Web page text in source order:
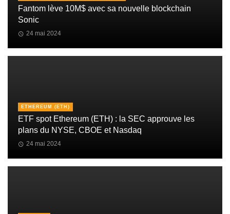
Fantom lève 10M$ avec sa nouvelle blockchain
Sonic
24 mai 2024
ETHEREUM (ETH)
ETF spot Ethereum (ETH) : la SEC approuve les
plans du NYSE, CBOE et Nasdaq
24 mai 2024